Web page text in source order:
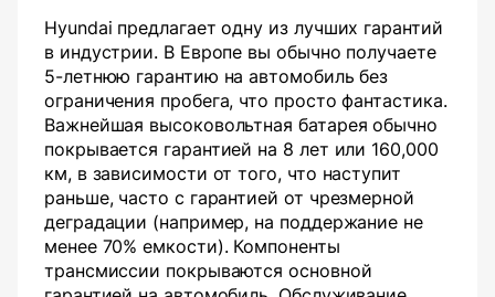
Hyundai предлагает одну из лучших гарантий
в индустрии. В Европе вы обычно получаете
5-летнюю гарантию на автомобиль без
ограничения пробега, что просто фантастика.
Важнейшая высоковольтная батарея обычно
покрывается гарантией на 8 лет или 160,000
км, в зависимости от того, что наступит
раньше, часто с гарантией от чрезмерной
деградации (например, на поддержание не
менее 70% емкости). Компоненты
трансмиссии покрываются основной